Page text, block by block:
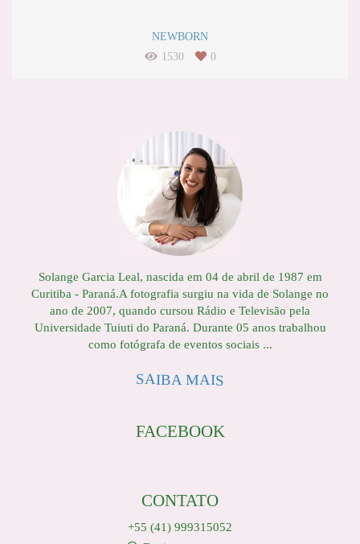
NEWBORN
1530
0
Solange Garcia Leal, nascida em 04 de abril de 1987 em
Curitiba - Paraná.A fotografia surgiu na vida de Solange no
ano de 2007, quando cursou Rádio e Televisão pela
Universidade Tuiuti do Paraná. Durante 05 anos trabalhou
como fotógrafa de eventos sociais ...
SAIBA MAIS
FACEBOOK
CONTATO
+55 (41) 999315052